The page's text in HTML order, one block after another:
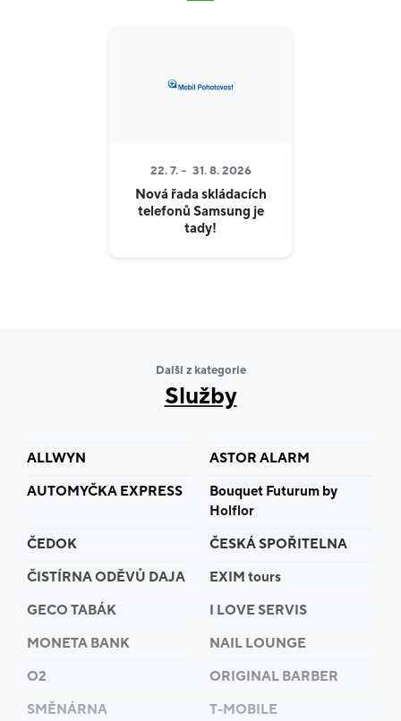
22. 7. – 31. 8. 2026
Nová řada skládacích
telefonů Samsung je
tady!
Další z kategorie
Služby
ALLWYN
ASTOR ALARM
AUTOMYČKA EXPRESS
Bouquet Futurum by
Holflor
ČEDOK
ČESKÁ SPOŘITELNA
ČISTÍRNA ODĚVŮ DAJA
EXIM tours
GECO TABÁK
I LOVE SERVIS
MONETA BANK
NAIL LOUNGE
O2
ORIGINAL BARBER
SMĚNÁRNA
T-MOBILE